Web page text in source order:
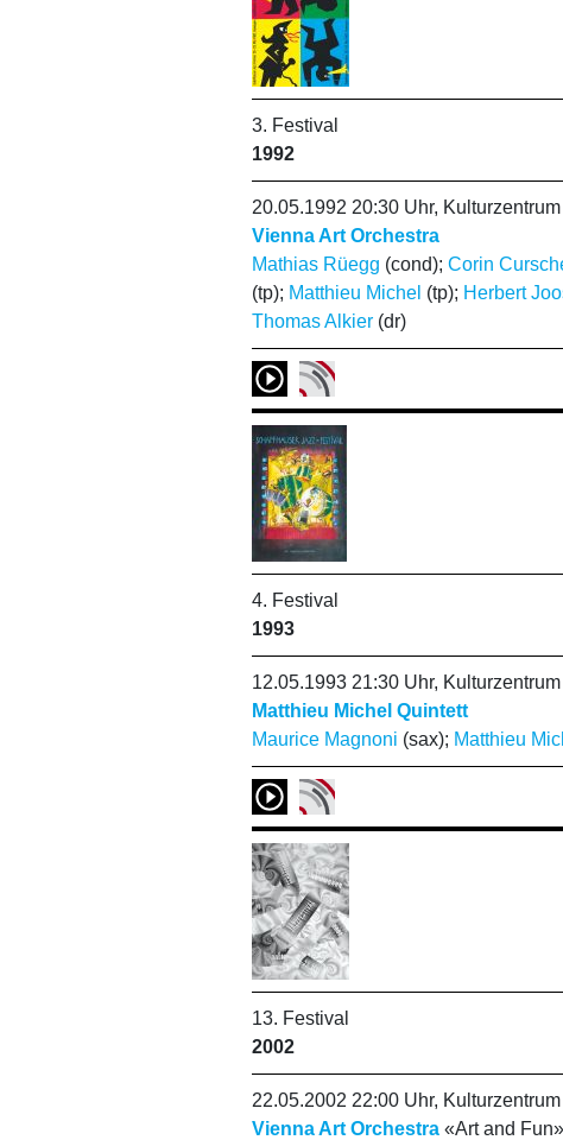
3. Festival
1992
20.05.1992 20:30 Uhr,
Vienna Art Orchestra
Mathias Rüegg (cond); Corin
(tp); Matthieu Michel (tp); Herbert
Thomas Alkier(dr)
4. Festival
1993
12.05.1993 21:30 Uhr,
Matthieu Michel Quintett
Maurice Magnoni (sax); Matthieu
13. Festival
2002
22.05.2002 22:00 Uhr,
Vienna Art Orchestra«Art and Fun»